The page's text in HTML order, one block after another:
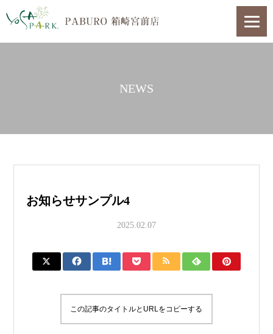
NEWS
お知らせサンプル4
2025.02.07
この記事のタイトルとURLをコピーする